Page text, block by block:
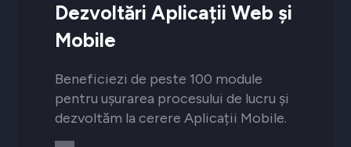
Dezvoltări Aplicații Web și
Mobile
Beneficiezi de peste 100 module
pentru ușurarea procesului de lucru și
dezvoltăm la cerere Aplicații Mobile.